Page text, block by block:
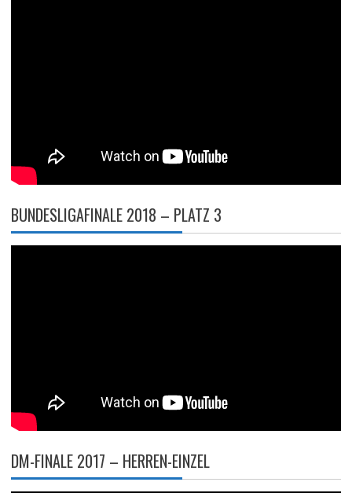
BUNDESLIGAFINALE 2018 – PLATZ 3
DM-FINALE 2017 – HERREN-EINZEL